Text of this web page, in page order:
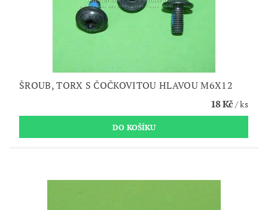
ŠROUB, TORX S ČOČKOVITOU HLAVOU M6X12
18 Kč/ ks